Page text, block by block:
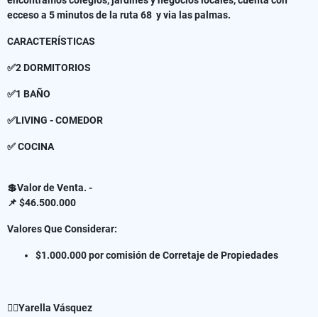
ecceso a 5 minutos de la ruta 68 y via las palmas.
CARACTERÍSTICAS
✅2 DORMITORIOS
✅1 BAÑO
✅LIVING - COMEDOR
✅ COCINA
💲Valor de Venta. -
📌 $46.500.000
Valores Que Considerar:
$1.000.000 por comisión de Corretaje de Propiedades
✍🏻Yarella Vásquez